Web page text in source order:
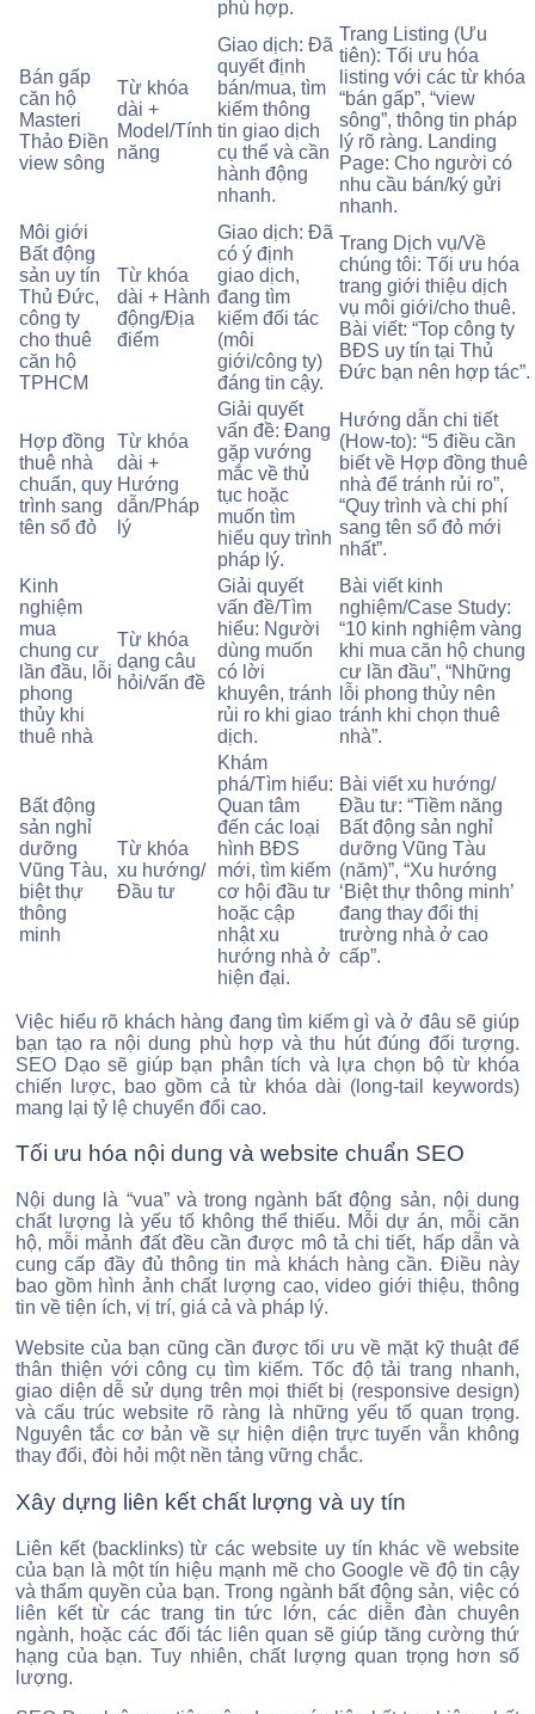
phù hợp.
Bán gấp
căn hộ
Masteri
Thảo Điền
view sông
Từ khóa
dài +
Model/Tính
năng
Giao dịch: Đã
quyết định
bán/mua, tìm
kiếm thông
tin giao dịch
cụ thể và cần
hành động
nhanh.
Trang Listing (Ưu
tiên): Tối ưu hóa
listing với các từ khóa
“bán gấp”, “view
sông”, thông tin pháp
lý rõ ràng. Landing
Page: Cho người có
nhu cầu bán/ký gửi
nhanh.
Môi giới
Bất động
sản uy tín
Thủ Đức,
công ty
cho thuê
căn hộ
TPHCM
Từ khóa
dài + Hành
động/Địa
điểm
Giao dịch: Đã
có ý định
giao dịch,
đang tìm
kiếm đối tác
(môi
giới/công ty)
đáng tin cậy.
Trang Dịch vụ/Về
chúng tôi: Tối ưu hóa
trang giới thiệu dịch
vụ môi giới/cho thuê.
Bài viết: “Top công ty
BĐS uy tín tại Thủ
Đức bạn nên hợp tác”.
Hợp đồng
thuê nhà
chuẩn, quy
trình sang
tên sổ đỏ
Từ khóa
dài +
Hướng
dẫn/Pháp
lý
Giải quyết
vấn đề: Đang
gặp vướng
mắc về thủ
tục hoặc
muốn tìm
hiểu quy trình
pháp lý.
Hướng dẫn chi tiết
(How-to): “5 điều cần
biết về Hợp đồng thuê
nhà để tránh rủi ro”,
“Quy trình và chi phí
sang tên sổ đỏ mới
nhất”.
Kinh
nghiệm
mua
chung cư
lần đầu, lỗi
phong
thủy khi
thuê nhà
Từ khóa
dạng câu
hỏi/vấn đề
Giải quyết
vấn đề/Tìm
hiểu: Người
dùng muốn
có lời
khuyên, tránh
rủi ro khi giao
dịch.
Bài viết kinh
nghiệm/Case Study:
“10 kinh nghiệm vàng
khi mua căn hộ chung
cư lần đầu”, “Những
lỗi phong thủy nên
tránh khi chọn thuê
nhà”.
Bất động
sản nghỉ
dưỡng
Vũng Tàu,
biệt thự
thông
minh
Từ khóa
xu hướng/
Đầu tư
Khám
phá/Tìm hiểu:
Quan tâm
đến các loại
hình BĐS
mới, tìm kiếm
cơ hội đầu tư
hoặc cập
nhật xu
hướng nhà ở
hiện đại.
Bài viết xu hướng/
Đầu tư: “Tiềm năng
Bất động sản nghỉ
dưỡng Vũng Tàu
(năm)”, “Xu hướng
‘Biệt thự thông minh’
đang thay đổi thị
trường nhà ở cao
cấp”.
Việc hiểu rõ khách hàng đang tìm kiếm gì và ở đâu sẽ giúp
bạn tạo ra nội dung phù hợp và thu hút đúng đối tượng.
SEO Dạo sẽ giúp bạn phân tích và lựa chọn bộ từ khóa
chiến lược, bao gồm cả từ khóa dài (long-tail keywords)
mang lại tỷ lệ chuyển đổi cao.
Tối ưu hóa nội dung và website chuẩn SEO
Nội dung là “vua” và trong ngành bất động sản, nội dung
chất lượng là yếu tố không thể thiếu. Mỗi dự án, mỗi căn
hộ, mỗi mảnh đất đều cần được mô tả chi tiết, hấp dẫn và
cung cấp đầy đủ thông tin mà khách hàng cần. Điều này
bao gồm hình ảnh chất lượng cao, video giới thiệu, thông
tin về tiện ích, vị trí, giá cả và pháp lý.
Website của bạn cũng cần được tối ưu về mặt kỹ thuật để
thân thiện với công cụ tìm kiếm. Tốc độ tải trang nhanh,
giao diện dễ sử dụng trên mọi thiết bị (responsive design)
và cấu trúc website rõ ràng là những yếu tố quan trọng.
Nguyên tắc cơ bản về sự hiện diện trực tuyến vẫn không
thay đổi, đòi hỏi một nền tảng vững chắc.
Xây dựng liên kết chất lượng và uy tín
Liên kết (backlinks) từ các website uy tín khác về website
của bạn là một tín hiệu mạnh mẽ cho Google về độ tin cậy
và thẩm quyền của bạn. Trong ngành bất động sản, việc có
liên kết từ các trang tin tức lớn, các diễn đàn chuyên
ngành, hoặc các đối tác liên quan sẽ giúp tăng cường thứ
hạng của bạn. Tuy nhiên, chất lượng quan trọng hơn số
lượng.